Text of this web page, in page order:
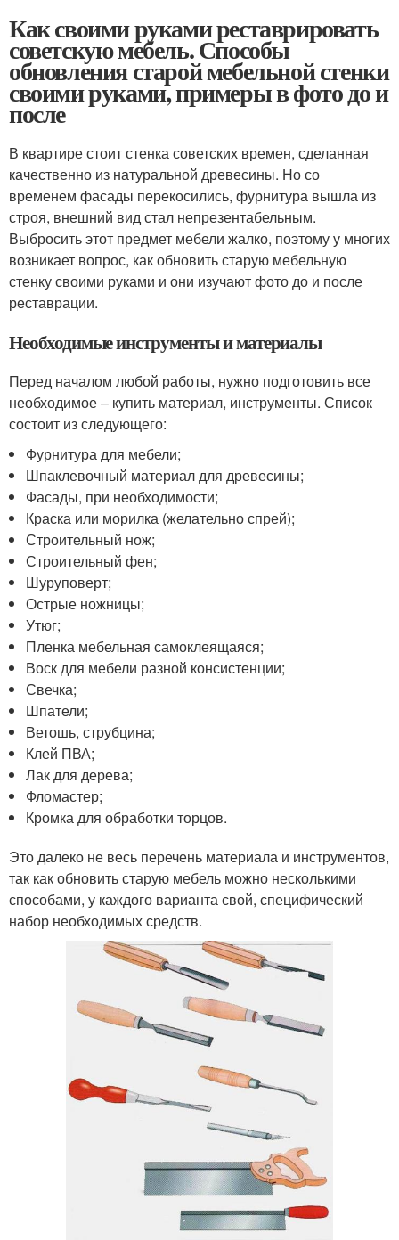
Как своими руками реставрировать
советскую мебель. Способы
обновления старой мебельной стенки
своими руками, примеры в фото до и
после
В квартире стоит стенка советских времен, сделанная
качественно из натуральной древесины. Но со
временем фасады перекосились, фурнитура вышла из
строя, внешний вид стал непрезентабельным.
Выбросить этот предмет мебели жалко, поэтому у многих
возникает вопрос, как обновить старую мебельную
стенку своими руками и они изучают фото до и после
реставрации.
Необходимые инструменты и материалы
Перед началом любой работы, нужно подготовить все
необходимое – купить материал, инструменты. Список
состоит из следующего:
Фурнитура для мебели;
Шпаклевочный материал для древесины;
Фасады, при необходимости;
Краска или морилка (желательно спрей);
Строительный нож;
Строительный фен;
Шуруповерт;
Острые ножницы;
Утюг;
Пленка мебельная самоклеящаяся;
Воск для мебели разной консистенции;
Свечка;
Шпатели;
Ветошь, струбцина;
Клей ПВА;
Лак для дерева;
Фломастер;
Кромка для обработки торцов.
Это далеко не весь перечень материала и инструментов,
так как обновить старую мебель можно несколькими
способами, у каждого варианта свой, специфический
набор необходимых средств.